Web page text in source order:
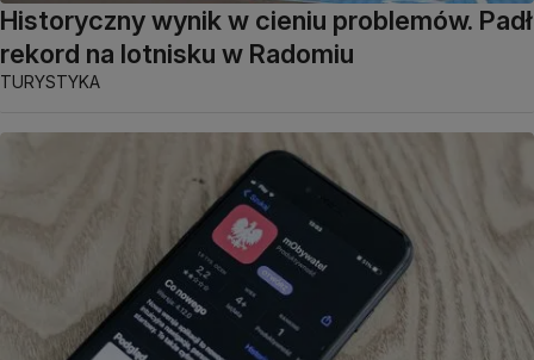
Historyczny wynik w cieniu problemów. Padł
rekord na lotnisku w Radomiu
TURYSTYKA